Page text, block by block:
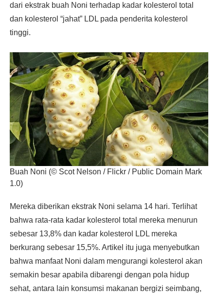
dari ekstrak buah Noni terhadap kadar kolesterol total
dan kolesterol “jahat” LDL pada penderita kolesterol
tinggi.
Buah Noni (© Scot Nelson / Flickr / Public Domain Mark
1.0)
Mereka diberikan ekstrak Noni selama 14 hari. Terlihat
bahwa rata-rata kadar kolesterol total mereka menurun
sebesar 13,8% dan kadar kolesterol LDL mereka
berkurang sebesar 15,5%. Artikel itu juga menyebutkan
bahwa manfaat Noni dalam mengurangi kolesterol akan
semakin besar apabila dibarengi dengan pola hidup
sehat, antara lain konsumsi makanan bergizi seimbang,